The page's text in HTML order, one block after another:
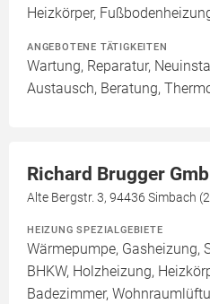
Heizkörper,
ANGEBOTENE TÄTIGKEITEN
Wartung, Reparatur,
Austausch, Beratung,
Richard Brugger
Alte Bergstr. 3, 94436 Simbach
HEIZUNG SPEZIALGEBIETE
Wärmepumpe, Gasheizung,
BHKW, Holzheizung,
Badezimmer,